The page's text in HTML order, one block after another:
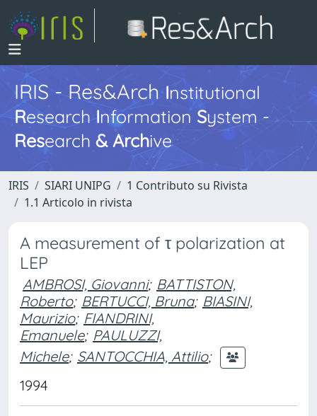
IRIS - Res&ArchInstitutional
Research InformationSystem -
Research & Archive
IRIS SIARI UNIPG
1 Contributo su Rivista
1.1 Articolo in rivista
A measurement of τ polarization at
LEP
AMBROSI, Giovanni; BATTISTON,
Roberto; BERTUCCI, Bruna; BIASINI,
Maurizio; FIANDRINI,
Emanuele; PAULUZZI,
Michele; SANTOCCHIA, Attilio;
1994